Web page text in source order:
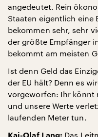
angedeutet. Rein
Staaten eigentlich eine
bekommen sehr, sehr
der größte Empfänger
bekommt am meisten
Ist denn Geld das
der EU hält? Denn es
vorgeworfen: Ihr könnt
und unsere Werte
laufenden Meter tun.
Das